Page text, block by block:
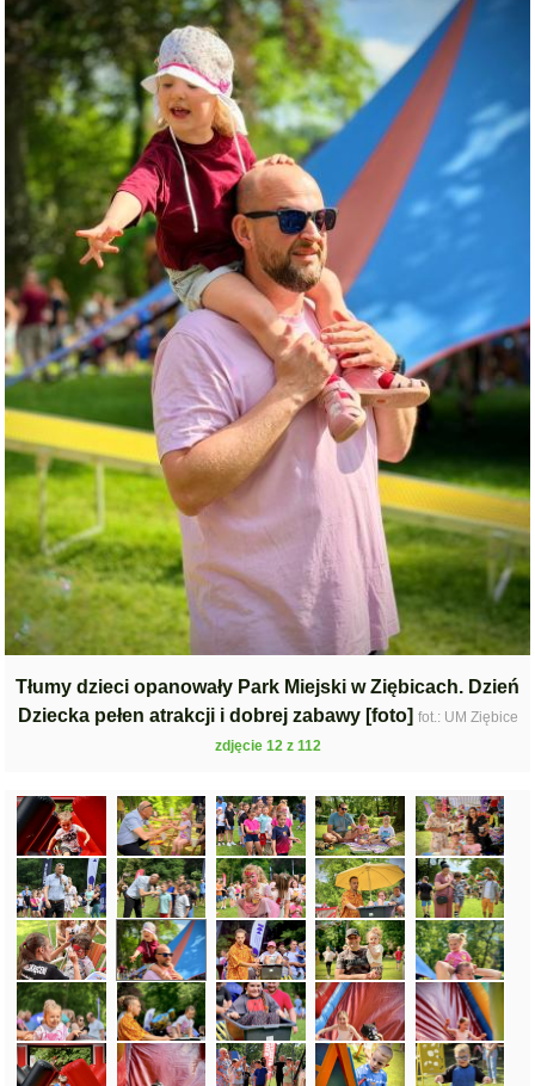
Tłumy dzieci opanowały Park Miejski w Ziębicach. Dzień
Dziecka pełen atrakcji i dobrej zabawy [foto] fot.: UM Ziębice
zdjęcie 12 z 112